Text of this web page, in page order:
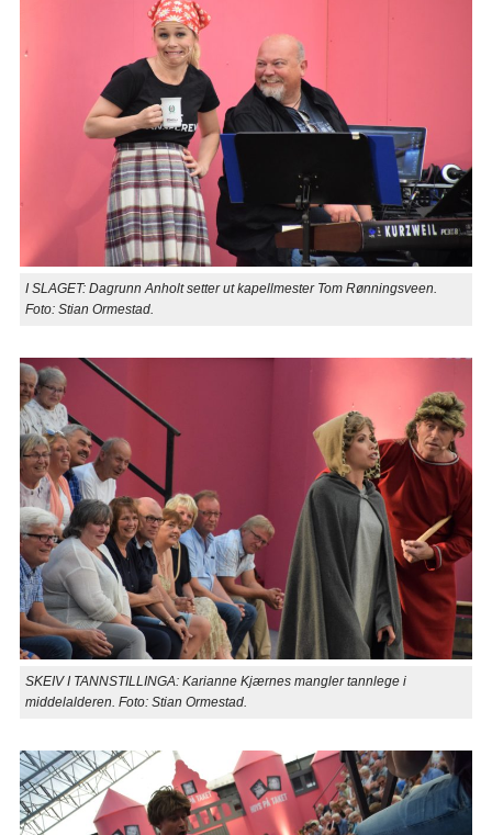
I SLAGET: Dagrunn Anholt setter ut kapellmester Tom Rønningsveen.
Foto: Stian Ormestad.
SKEIV I TANNSTILLINGA: Karianne Kjærnes mangler tannlege i
middelalderen. Foto: Stian Ormestad.